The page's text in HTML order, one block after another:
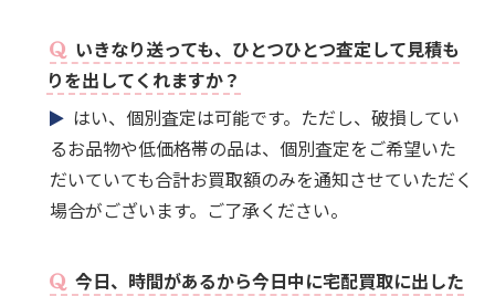
いきなり送っても、ひとつひとつ査定して見積も
りを出してくれますか？
はい、個別査定は可能です。ただし、破損してい
るお品物や低価格帯の品は、個別査定をご希望いた
だいていても合計お買取額のみを通知させていただく
場合がございます。ご了承ください。
今日、時間があるから今日中に宅配買取に出した